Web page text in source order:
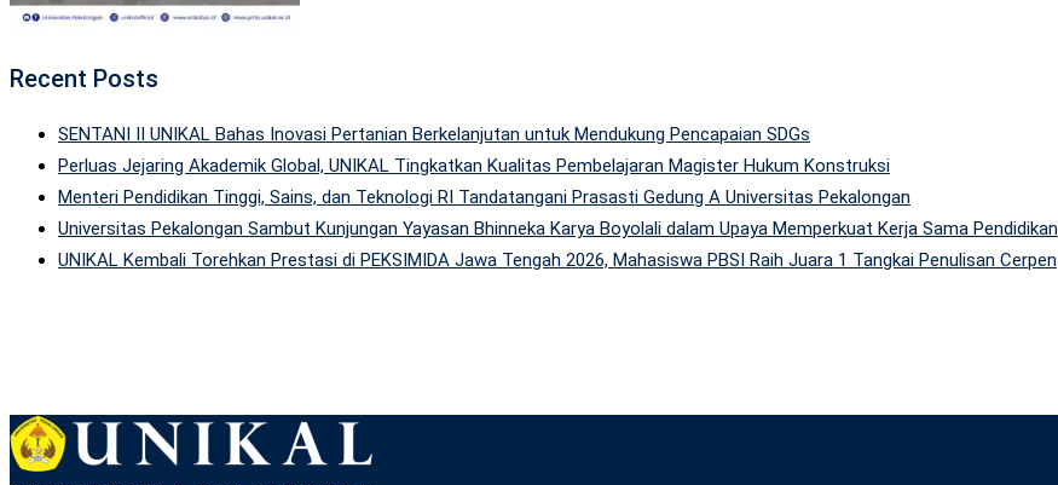
Recent Posts
SENTANI II UNIKAL Bahas Inovasi Pertanian Berkelanjutan untuk Mendukung Pencapaian SDGs
Perluas Jejaring Akademik Global, UNIKAL Tingkatkan Kualitas Pembelajaran Magister Hukum Konstruksi
Menteri Pendidikan Tinggi, Sains, dan Teknologi RI Tandatangani Prasasti Gedung A Universitas Pekalongan
Universitas Pekalongan Sambut Kunjungan Yayasan Bhinneka Karya Boyolali dalam Upaya Memperkuat Kerja Sama Pendidikan
UNIKAL Kembali Torehkan Prestasi di PEKSIMIDA Jawa Tengah 2026, Mahasiswa PBSI Raih Juara 1 Tangkai Penulisan Cerpen